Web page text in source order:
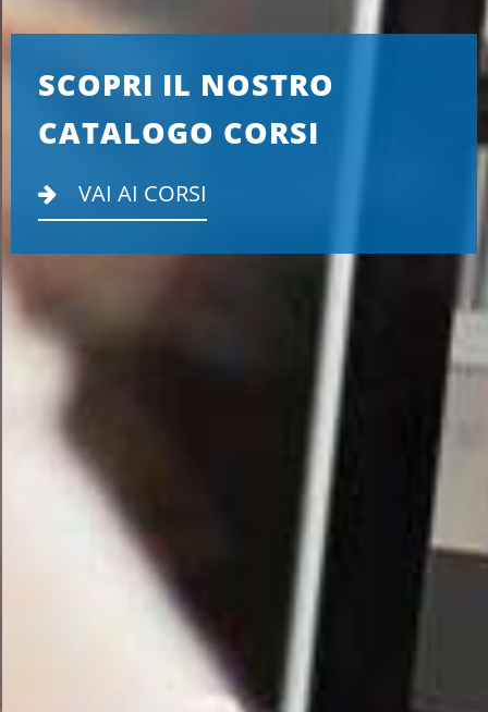
SCOPRI IL NOSTRO
CATALOGO CORSI
VAI AI CORSI